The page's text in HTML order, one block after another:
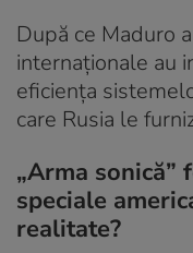
După ce Maduro
internaționale au
eficiența
care Rusia le
„Arma
speciale
realitate?